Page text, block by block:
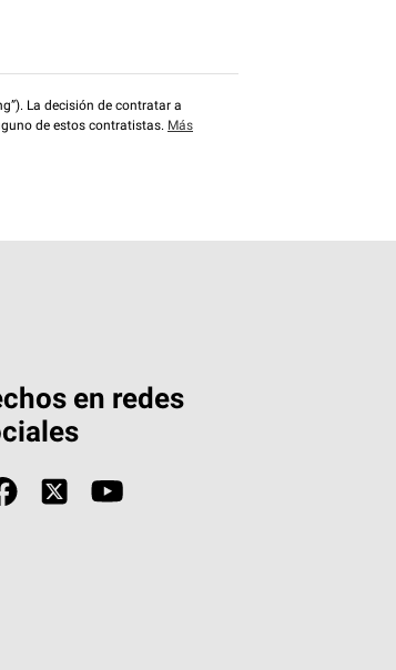
La decisión de contratar a
de estos contratistas. Más
en redes